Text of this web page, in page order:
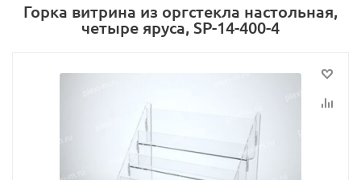
Горка витрина из оргстекла настольная,
четыре яруса, SP-14-400-4